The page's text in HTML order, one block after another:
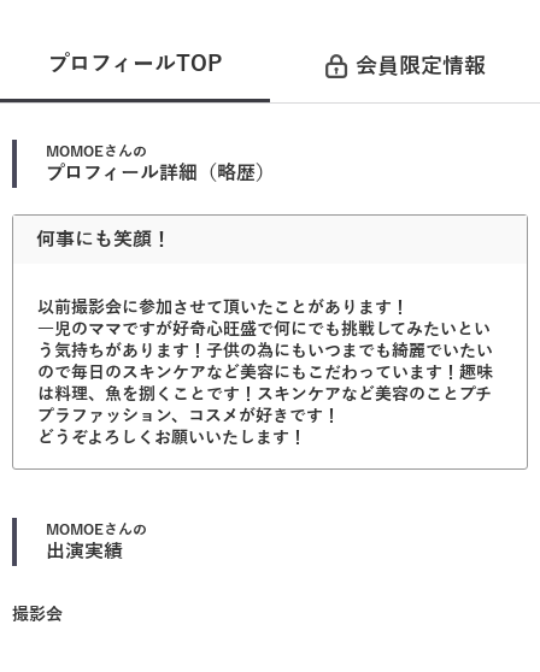
プロフィールTOP 会員限定情報
MOMOEさんの
プロフィール詳細（略歴）
何事にも笑顔！
以前撮影会に参加させて頂いたことがあります！
一児のママですが好奇心旺盛で何にでも挑戦してみたいとい
う気持ちがあります！子供の為にもいつまでも綺麗でいたい
ので毎日のスキンケアなど美容にもこだわっています！趣味
は料理、魚を捌くことです！スキンケアなど美容のことプチ
プラファッション、コスメが好きです！
どうぞよろしくお願いいたします！
MOMOEさんの
出演実績
撮影会